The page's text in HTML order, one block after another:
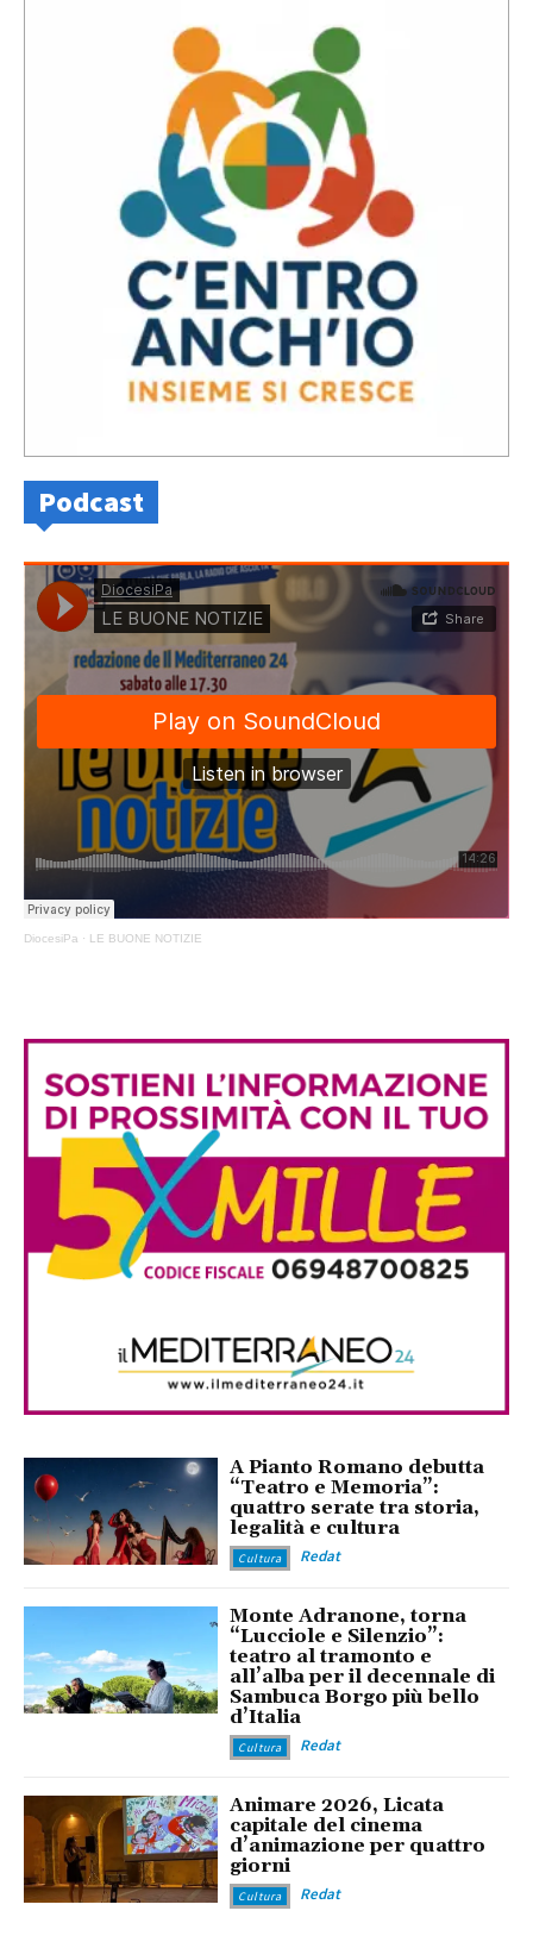
Podcast
DiocesiPa · LE BUONE NOTIZIE
A Pianto Romano debutta
“Teatro e Memoria”:
quattro serate tra storia,
legalità e cultura
Cultura Redat
Monte Adranone, torna
“Lucciole e Silenzio”:
teatro al tramonto e
all’alba per il decennale di
Sambuca Borgo più bello
d’Italia
Cultura Redat
Animare 2026, Licata
capitale del cinema
d’animazione per quattro
giorni
Cultura Redat